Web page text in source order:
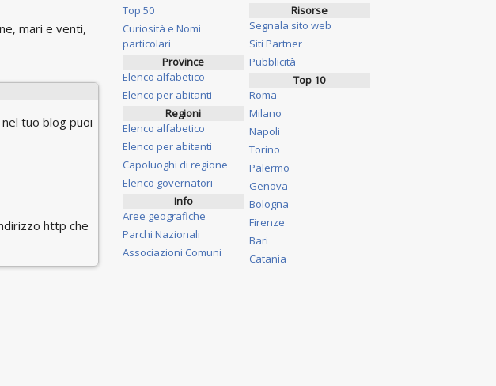
mari e venti,
tuo blog puoi
http che
Top 50
Curiosità e Nomi
particolari
Province
Elenco alfabetico
Elenco per abitanti
Regioni
Elenco alfabetico
Elenco per abitanti
Capoluoghi di regione
Elenco governatori
Info
Aree geografiche
Parchi Nazionali
Associazioni Comuni
Risorse
Segnala sito web
Siti Partner
Pubblicità
Top 10
Roma
Milano
Napoli
Torino
Palermo
Genova
Bologna
Firenze
Bari
Catania